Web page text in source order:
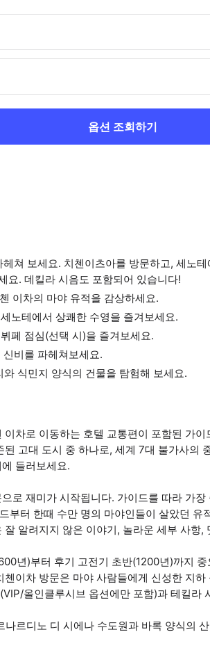
옵션 조회하기
쳐 보세요. 치첸이츠아를 방문하고, 세노
요. 데킬라 시음도 포함되어 있습니다!
이차의 마야 유적을 감상하세요.
노테에서 상쾌한 수영을 즐겨보세요.
페 점심(선택 시)을 즐겨보세요.
비를 파헤쳐보세요.
식민지 양식의 건물을 탐험해 보세요.
차로 이동하는 호텔 교통편이 포함된 가
고대 도시 중 하나로, 세계 7대 불가사의
들러보세요.
로 재미가 시작됩니다. 가이드를 따라 가
부터 한때 수만 명의 마야인들이 살았던 유
알려지지 않은 이야기, 놀라운 세부 사항,
년)부터 후기 고전기 초반(1200년)까지
이차 방문은 마야 사람들에게 신성한 지
올인클루시브 옵션에만 포함)과 테킬라
나르디노 디 시에나 수도원과 바록 양식의